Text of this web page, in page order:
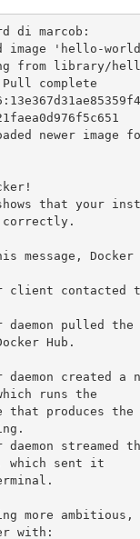
di marcob:
image 'hello-
from library/
Pull complete
newer
that your
correctly.
message,
Hub.
runs the
which sent it
more ambitious,
with: